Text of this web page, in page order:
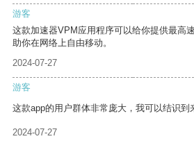
游客
这款加速器VPM应用程序可以给你提供最高
助你在网络上自由移动。
2024-07-27
游客
这款app的用户群体非常庞大，我可以结识到
2024-07-27